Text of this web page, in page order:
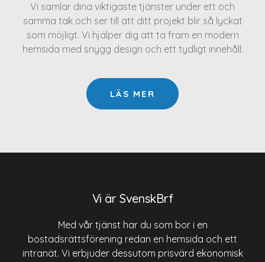
Vi samlar dina viktigaste tjänster under ett och
samma tak och ser till att ditt projekt blir så lyckat
som möjligt. Vi hjälper dig att ta fram en modern
hemsida med snygg design och ett tydligt innehåll.
LÄS MER
Vi är SvenskBrf
Med vår tjänst har du som bor i en
bostadsrättsförening redan en hemsida och ett
intranät. Vi erbjuder dessutom prisvärd ekonomisk